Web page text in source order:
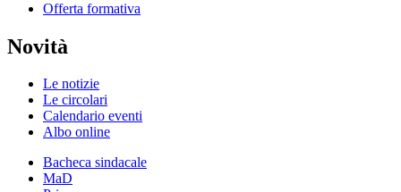
Offerta formativa
Novità
Le notizie
Le circolari
Calendario eventi
Albo online
Bacheca sindacale
MaD